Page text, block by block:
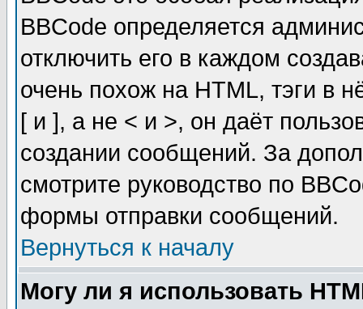
BBCode определяется
отключить его в каждом
очень похож на HTML, тэги в
[ и ], а не < и >, он даёт
создании сообщений. За
смотрите руководство по
формы отправки сообщений.
Вернуться к началу
Могу ли я использовать